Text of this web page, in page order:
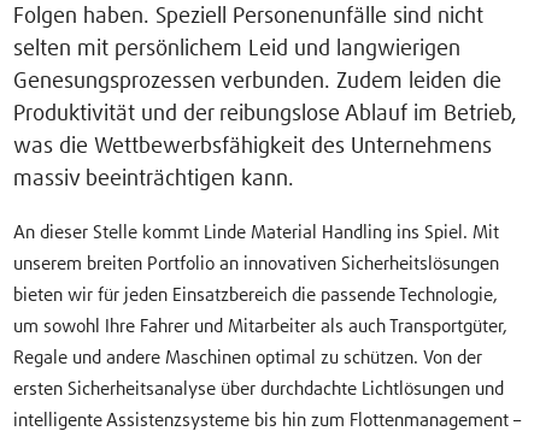
Folgen haben. Speziell Personenunfälle sind nicht
selten mit persönlichem Leid und langwierigen
Genesungsprozessen verbunden. Zudem leiden die
Produktivität und der reibungslose Ablauf im Betrieb,
was die Wettbewerbsfähigkeit des Unternehmens
massiv beeinträchtigen kann.
An dieser Stelle kommt Linde Material Handling ins Spiel. Mit
unserem breiten Portfolio an innovativen Sicherheitslösungen
bieten wir für jeden Einsatzbereich die passende Technologie,
um sowohl Ihre Fahrer und Mitarbeiter als auch Transportgüter,
Regale und andere Maschinen optimal zu schützen. Von der
ersten Sicherheitsanalyse über durchdachte Lichtlösungen und
intelligente Assistenzsysteme bis hin zum Flottenmanagement –